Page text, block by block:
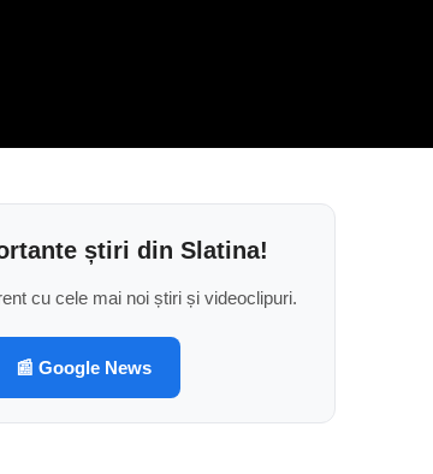
știri din Slatina!
cu cele mai noi știri și videoclipuri.
📰 Google News